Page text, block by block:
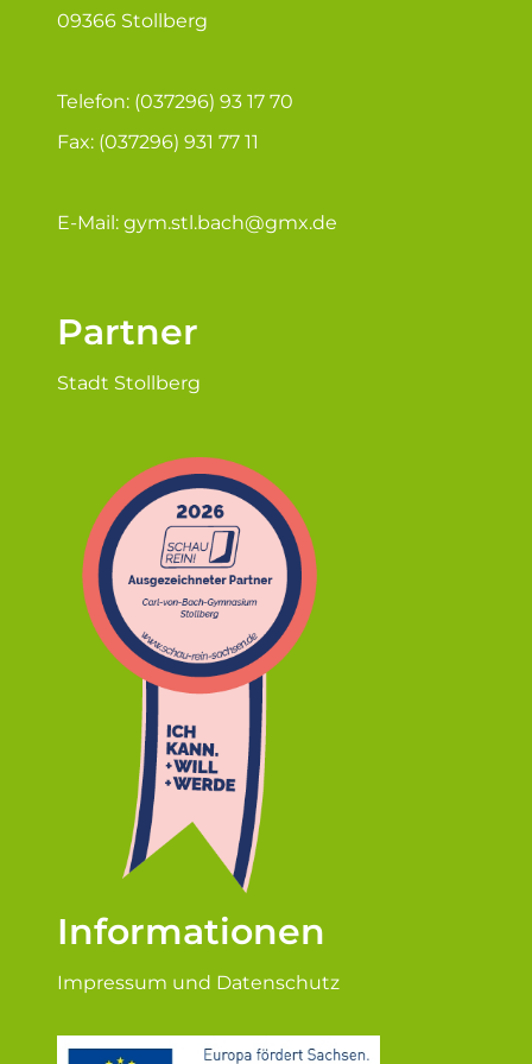
kaum etwas wiederholte. Jeder Redner fand neue
09366 Stollberg
Telefon: (037296) 93 17 70
Fax: (037296) 931 77 11
E-Mail: gym.stl.bach@gmx.de
Partner
Stadt Stollberg
Informationen
Impressum und Datenschutz